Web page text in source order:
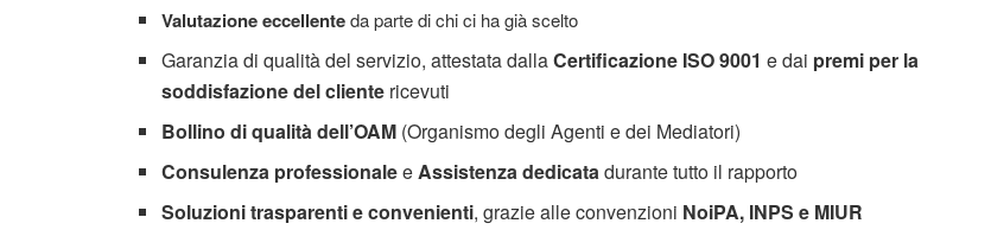
Valutazione eccellenteda parte di chi ci ha già scelto
Garanzia di qualità del servizio, attestata dallaCertificazione ISO 9001 e dai premi per la
soddisfazione del cliente ricevuti
Bollino di qualità dell’OAM (Organismo degli Agenti e dei Mediatori)
Consulenza professionaleeAssistenza dedicatadurante tutto il rapporto
Soluzioni trasparenti e convenienti, grazie alle convenzioni NoiPA, INPS e MIUR